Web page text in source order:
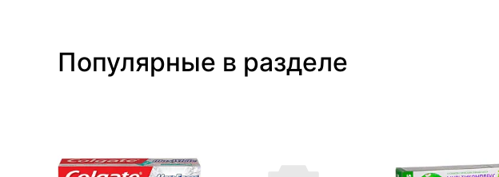
Популярные в разделе